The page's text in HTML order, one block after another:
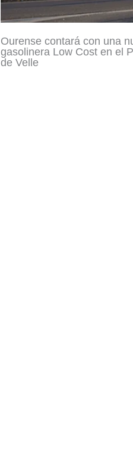
Ourense contará con una
gasolinera Low Cost en el
de Velle